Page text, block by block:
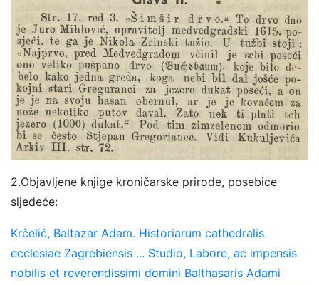
2.Objavljene knjige kroničarske prirode, posebice
sljedeće:
Krčelić, Baltazar Adam. Historiarum cathedralis
ecclesiae Zagrebiensis ... Studio, Labore, ac impensis
nobilis et reverendissimi domini Balthasaris Adami